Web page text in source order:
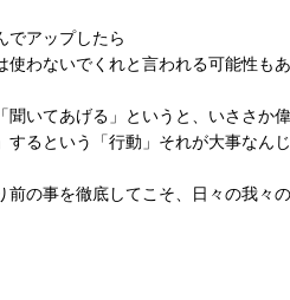
でアップしたら
使わないでくれと言われる可能性も
いてあげる」というと、いささか偉
るという「行動」それが大事なん
の事を徹底してこそ、日々の我々